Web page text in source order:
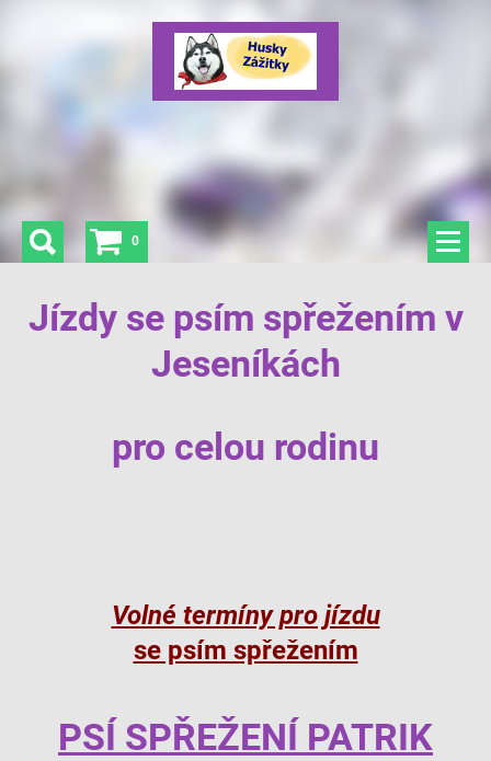
Jízdy se psím spřežením v
Jeseníkách
pro celou rodinu
Volné termíny pro jízdu
se psím spřežením
PSÍ SPŘEŽENÍ PATRIK
0